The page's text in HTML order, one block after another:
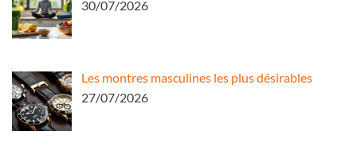
30/07/2026
Les montres masculines les plus désirables
27/07/2026